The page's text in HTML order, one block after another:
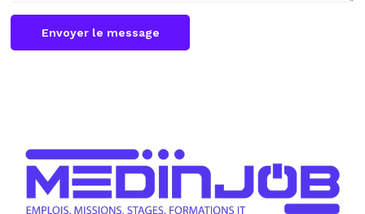
Envoyer le message